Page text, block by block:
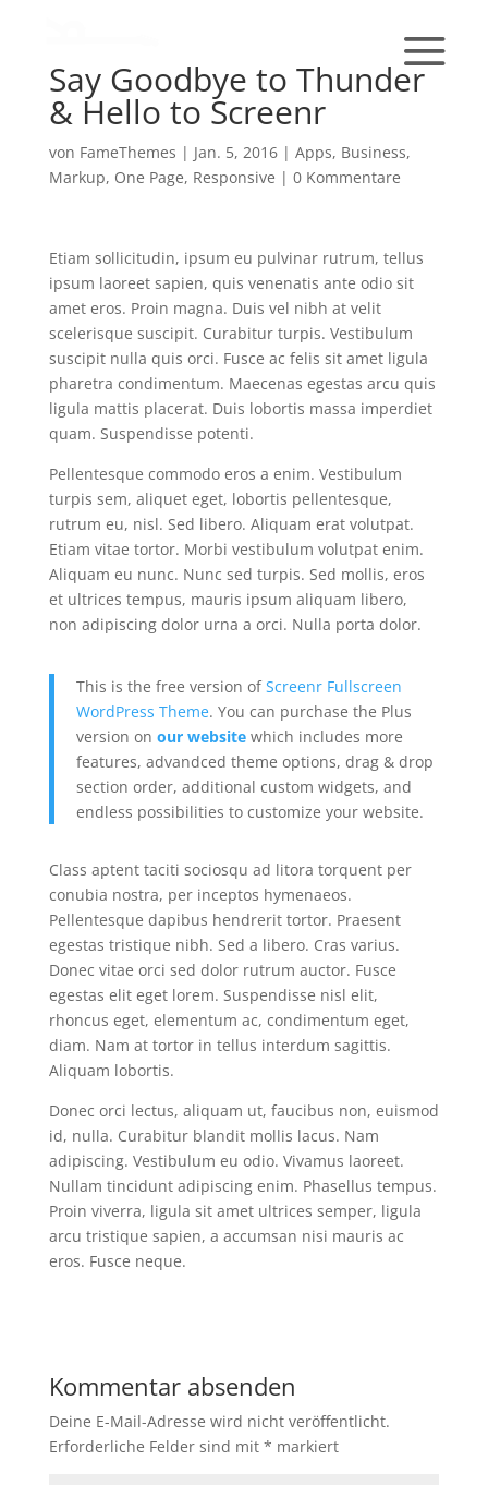
Say Goodbye to Thunder
& Hello to Screenr
von FameThemes | Jan. 5, 2016| Apps, Business,
Markup, One Page, Responsive | 0 Kommentare
Etiam sollicitudin, ipsum eu pulvinar rutrum, tellus
ipsum laoreet sapien, quis venenatis ante odio sit
amet eros. Proin magna. Duis vel nibh at velit
scelerisque suscipit. Curabitur turpis. Vestibulum
suscipit nulla quis orci. Fusce ac felis sit amet ligula
pharetra condimentum. Maecenas egestas arcu quis
ligula mattis placerat. Duis lobortis massa imperdiet
quam. Suspendisse potenti.
Pellentesque commodo eros a enim. Vestibulum
turpis sem, aliquet eget, lobortis pellentesque,
rutrum eu, nisl. Sed libero. Aliquam erat volutpat.
Etiam vitae tortor. Morbi vestibulum volutpat enim.
Aliquam eu nunc. Nunc sed turpis. Sed mollis, eros
et ultrices tempus, mauris ipsum aliquam libero,
non adipiscing dolor urna a orci. Nulla porta dolor.
This is the free version ofScreenr Fullscreen
WordPress Theme. You can purchase the Plus
version on our websitewhich includes more
features, advandced theme options, drag & drop
section order, additional custom widgets, and
endless possibilities to customize your website.
Class aptent taciti sociosqu ad litora torquent per
conubia nostra, per inceptos hymenaeos.
Pellentesque dapibus hendrerit tortor. Praesent
egestas tristique nibh. Sed a libero. Cras varius.
Donec vitae orci sed dolor rutrum auctor. Fusce
egestas elit eget lorem. Suspendisse nisl elit,
rhoncus eget, elementum ac, condimentum eget,
diam. Nam at tortor in tellus interdum sagittis.
Aliquam lobortis.
Donec orci lectus, aliquam ut, faucibus non, euismod
id, nulla. Curabitur blandit mollis lacus. Nam
adipiscing. Vestibulum eu odio. Vivamus laoreet.
Nullam tincidunt adipiscing enim. Phasellus tempus.
Proin viverra, ligula sit amet ultrices semper, ligula
arcu tristique sapien, a accumsan nisi mauris ac
eros. Fusce neque.
Kommentar absenden
Deine E-Mail-Adresse wird nicht veröffentlicht.
Erforderliche Felder sind mit * markiert